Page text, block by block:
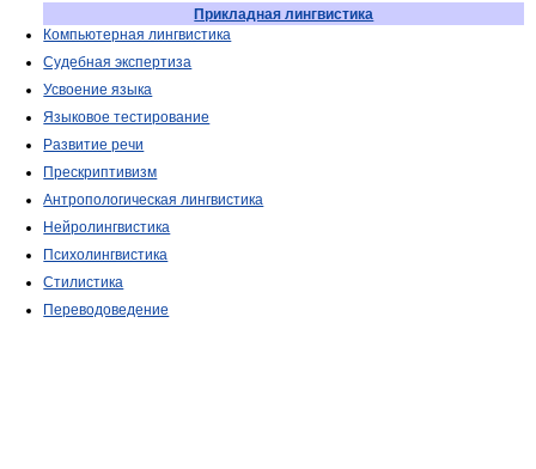
Прикладная лингвистика
Компьютерная лингвистика
Судебная экспертиза
Усвоение языка
Языковое тестирование
Развитие речи
Прескриптивизм
Антропологическая лингвистика
Нейролингвистика
Психолингвистика
Стилистика
Переводоведение